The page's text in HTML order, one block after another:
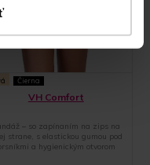
Čierna
VH Comfort
– so zapínaním na zips na
strane, s elastickou gumou pod
a hygienickým otvorom